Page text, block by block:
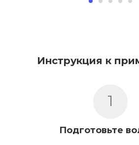
Инструкция к
1
Подготовьте